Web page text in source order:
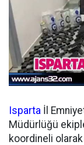
Isparta İl
Müdürlüğü
koordineli